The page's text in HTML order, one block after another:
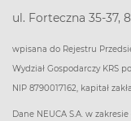
ul. Forteczna 35-37,
wpisana do Rejestru
Wydział Gospodarczy KRS
NIP 8790017162, kapitał
Dane NEUCA S.A. w